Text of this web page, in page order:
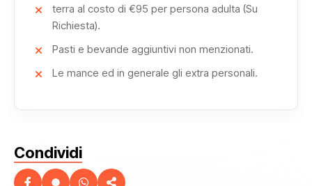
terra al costo di €95 per persona adulta (Su
Richiesta).
Pasti e bevande aggiuntivi non menzionati.
Le mance ed in generale gli extra personali.
Condividi